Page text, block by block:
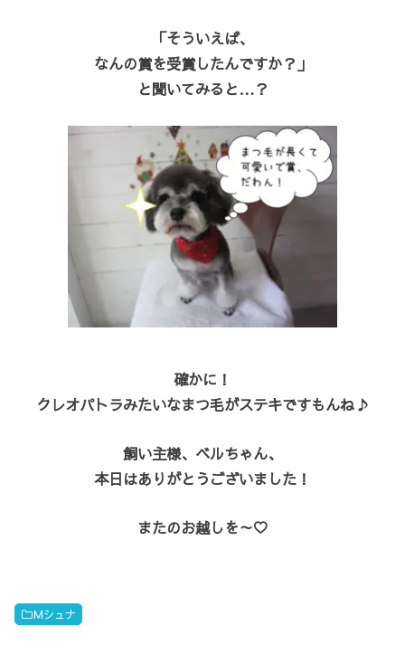
「そういえば、
なんの賞を受賞したんですか？」
と聞いてみると…？
確かに！
クレオパトラみたいなまつ毛がステキですもんね♪
飼い主様、ベルちゃん、
本日はありがとうございました！
またのお越しを～♡
Mシュナ